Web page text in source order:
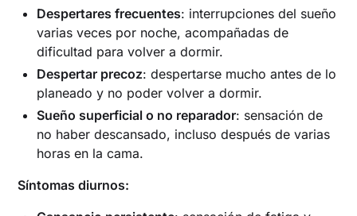
Despertares frecuentes: interrupciones del sueño
varias veces por noche, acompañadas de
dificultad para volver a dormir.
Despertar precoz: despertarse mucho antes de lo
planeado y no poder volver a dormir.
Sueño superficial o no reparador: sensación de
no haber descansado, incluso después de varias
horas en la cama.
Síntomas diurnos: